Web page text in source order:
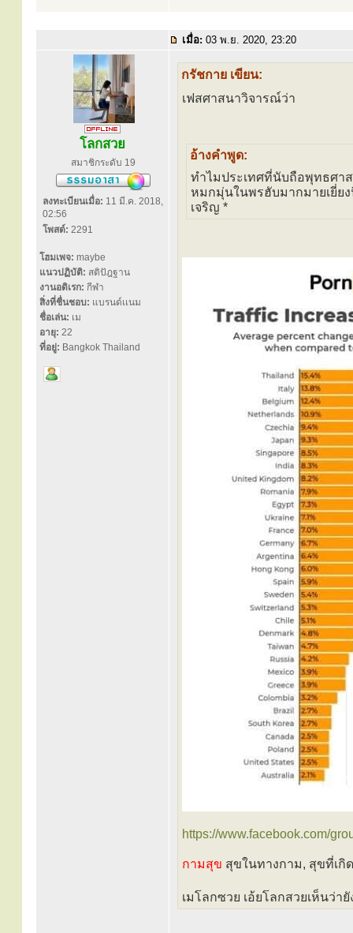
เมื่อ: 03 พ.ย. 2020, 23:20
โลกสวย
สมาชิกระดับ 19
ลงทะเบียนเมื่อ: 11 มี.ค. 2018,
02:56
โพสต์: 2291
โฮมเพจ: maybe
แนวปฏิบัติ: สติปัฎฐาน
งานอดิเรก: กีฬา
สิ่งที่ชื่นชอบ: แบรนด์เเนม
ชื่อเล่น: เม
อายุ: 22
ที่อยู่: Bangkok Thailand
กรัชกาย เขียน:
เฟสศาสนาวิจารณ์ว่า
อ้างคำพูด:
ทำไมประเทศที่นับถือพุทธศา
หมกมุ่นในพรฮับมากมายเยี่ย
เจริญ *
https://www.facebook.com/
กามสุข สุขในทางกาม, สุขที่เ
เมโลกซวย เอ้ยโลกสวยเห็นว่ายั